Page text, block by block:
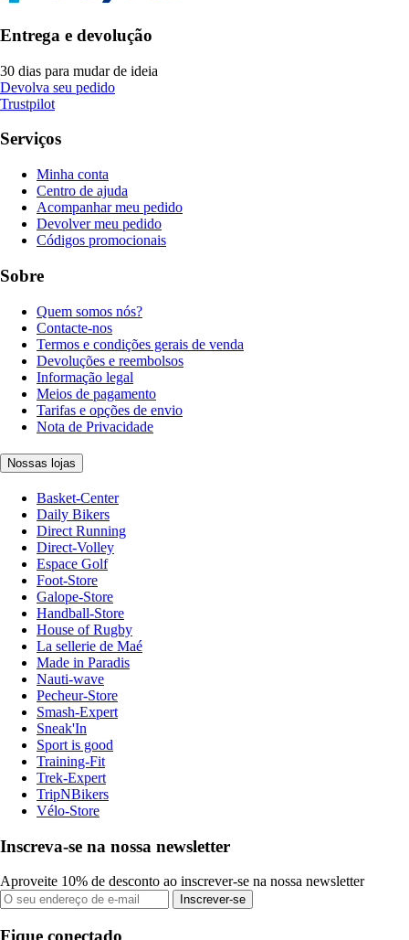
Entrega e devolução
30 dias para mudar de ideia
Devolva seu pedido
Trustpilot
Serviços
Minha conta
Centro de ajuda
Acompanhar meu pedido
Devolver meu pedido
Códigos promocionais
Sobre
Quem somos nós?
Contacte-nos
Termos e condições gerais de venda
Devoluções e reembolsos
Informação legal
Meios de pagamento
Tarifas e opções de envio
Nota de Privacidade
Nossas lojas
Basket-Center
Daily Bikers
Direct Running
Direct-Volley
Espace Golf
Foot-Store
Galope-Store
Handball-Store
House of Rugby
La sellerie de Maé
Made in Paradis
Nauti-wave
Pecheur-Store
Smash-Expert
Sneak'In
Sport is good
Training-Fit
Trek-Expert
TripNBikers
Vélo-Store
Inscreva-se na nossa newsletter
Aproveite 10% de desconto ao inscrever-se na nossa newsletter
Inscrever-se
Fique conectado